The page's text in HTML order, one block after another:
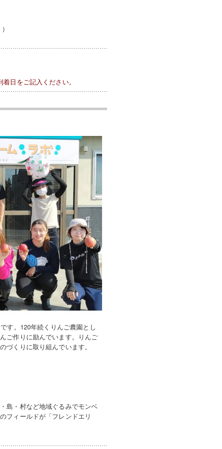
日をご記入ください。
す。120年続くりんご農園とし
ご作りに励んでいます。りんご
くりに取り組んでいます。
島・村など地域ぐるみでモンベ
フィールドが「フレンドエリ